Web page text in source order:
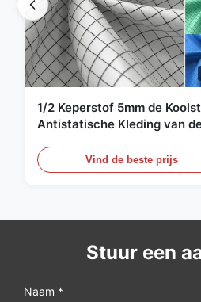
1/2 Keperstof 5mm de
Antistatische Kleding van
Vind de beste prijs
Stuur een
Naam *